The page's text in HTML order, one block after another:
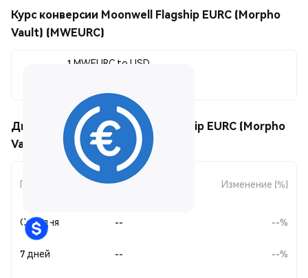
Курс конверсии Moonwell Flagship EURC (Morpho
Vault) (MWEURC)
1 MWEURC to USD
Движения цены Moonwell Flagship EURC (Morpho
Vault) (MWEURC)
Период
Изменение
Изменение (%)
Сегодня -- --%
7 дней -- --%